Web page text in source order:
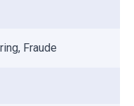
Fraude